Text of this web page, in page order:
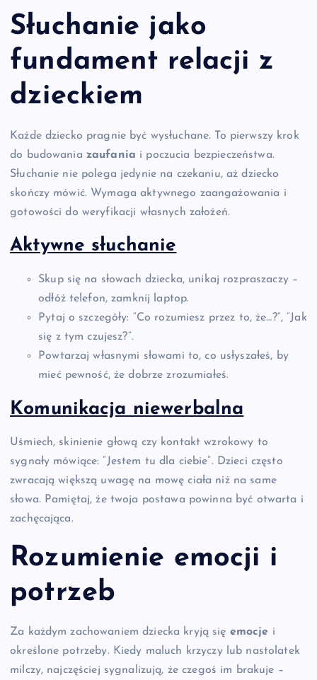
Słuchanie jako
fundament relacji z
dzieckiem
Każde dziecko pragnie być wysłuchane. To pierwszy krok
do budowania zaufania i poczucia bezpieczeństwa.
Słuchanie nie polega jedynie na czekaniu, aż dziecko
skończy mówić. Wymaga aktywnego zaangażowania i
gotowości do weryfikacji własnych założeń.
Aktywne słuchanie
Skup się na słowach dziecka, unikaj rozpraszaczy –
odłóż telefon, zamknij laptop.
Pytaj o szczegóły: “Co rozumiesz przez to, że…?”, “Jak
się z tym czujesz?”.
Powtarzaj własnymi słowami to, co usłyszałeś, by
mieć pewność, że dobrze zrozumiałeś.
Komunikacja niewerbalna
Uśmiech, skinienie głową czy kontakt wzrokowy to
sygnały mówiące: “Jestem tu dla ciebie”. Dzieci często
zwracają większą uwagę na mowę ciała niż na same
słowa. Pamiętaj, że twoja postawa powinna być otwarta i
zachęcająca.
Rozumienie emocji i
potrzeb
Za każdym zachowaniem dziecka kryją się emocje i
określone potrzeby. Kiedy maluch krzyczy lub nastolatek
milczy, najczęściej sygnalizują, że czegoś im brakuje –